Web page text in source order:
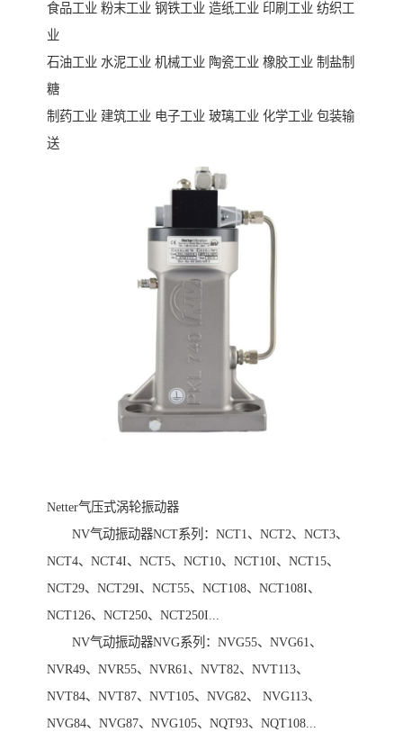
食品工业 粉末工业 钢铁工业 造纸工业 印刷工业 纺织工
业
石油工业 水泥工业 机械工业 陶瓷工业 橡胶工业 制盐制
糖
制药工业 建筑工业 电子工业 玻璃工业 化学工业 包装输
送
Netter气压式涡轮振动器
NV气动振动器NCT系列：NCT1、NCT2、NCT3、
NCT4、NCT4I、NCT5、NCT10、NCT10I、NCT15、
NCT29、NCT29I、NCT55、NCT108、NCT108I、
NCT126、NCT250、NCT250I...
NV气动振动器NVG系列：NVG55、NVG61、
NVR49、NVR55、NVR61、NVT82、NVT113、
NVT84、NVT87、NVT105、NVG82、 NVG113、
NVG84、NVG87、NVG105、NQT93、NQT108...